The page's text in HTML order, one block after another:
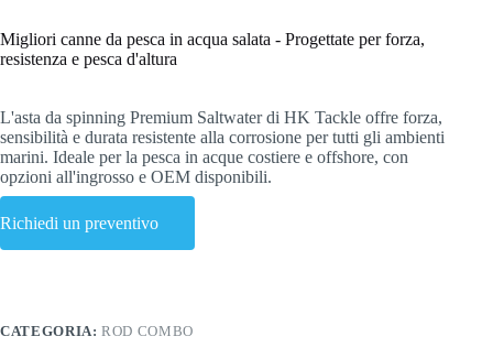
Migliori canne da pesca in acqua salata - Progettate per forza,
resistenza e pesca d'altura
L'asta da spinning Premium Saltwater di HK Tackle offre forza,
sensibilità e durata resistente alla corrosione per tutti gli ambienti
marini. Ideale per la pesca in acque costiere e offshore, con
opzioni all'ingrosso e OEM disponibili.
Richiedi un preventivo
CATEGORIA:ROD COMBO